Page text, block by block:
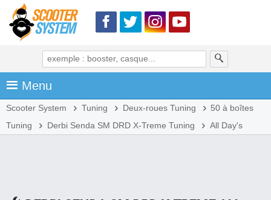
Menu
Scooter System Tuning Deux-roues Tuning
50 à boîtes
Tuning
Derbi Senda SM DRD X-Treme Tuning All Day's